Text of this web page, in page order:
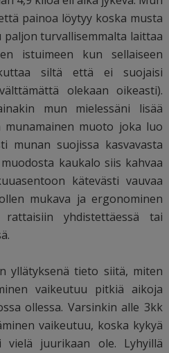
painoa löytyy koska musta
turvallisemmalta laittaa
istuimeen kun sellaiseen
siltä että ei suojaisi
olekaan oikeasti).
mun mielessäni lisää
munamainen muoto joka luo
munan suojissa kasvavasta
kaukalo siis kahvaa
kätevästi vauvaa
mukava ja ergonominen
yhdistettäessä tai
yllätyksenä tieto siitä, miten
vaikeutuu pitkiä aikoja
ollessa. Varsinkin alle 3kk
vaikeutuu, koska kykyä
juurikaan ole. Lyhyillä